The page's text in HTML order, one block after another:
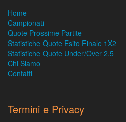
Home
Campionati
Quote Prossime Partite
Statistiche Quote Esito Finale 1X2
Statistiche Quote Under/Over 2,5
Chi Siamo
Contatti
Termini e Privacy